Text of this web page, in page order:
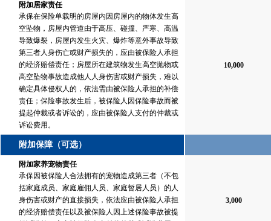
附加居家责任
承保在保险单载明的房屋内因房屋内的物体发生高
空坠物，房屋内管道由于高压、碰撞、严寒、高温
导致爆裂，房屋内发生火灾、爆炸等意外事故导致
第三者人身伤亡或财产损失的，应由被保险人承担
的经济赔偿责任；房屋所在建筑物发生高空抛物或
高空坠物事故造成他人人身伤害或财产损失，难以
确定具体侵权人的，依法需由被保险人承担的补偿
责任；保险事故发生后，被保险人因保险事故而被
提起仲裁或者诉讼的，应由被保险人支付的仲裁或
诉讼费用。
10,000
附加保障（可选）
附加家养宠物责任
承保因被保险人合法拥有的宠物造成第三者（不包
括家庭成员、家庭雇佣人员、家庭暂居人员）的人
身伤害或财产的直接损失，依法应由被保险人承担
的经济赔偿责任以及被保险人因上述保险事故被提
3,000